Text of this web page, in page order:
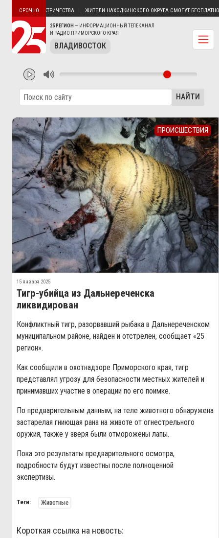
25 РЕГИОН — ИНФОРМАЦИОННЫЙ ТЕЛЕКАНАЛ
И РАДИО ПРИМОРСКОГО КРАЯ
ВЛАДИВОСТОК
СРОЧНО
БЕЗ ЭЛЕКТРИЧЕСТВА ЖИТЕЛИ НАХОДКИНСКОГО ОКРУГА СМОГУТ БЕСПЛАТНО
НАЙТИ
ПРОИСШЕСТВИЯ
15 января 2025
Тигр-убийца из Дальнереченска
ликвидирован
Конфликтный тигр, разорвавший рыбака в Дальнереченском
муниципальном районе, найден и отстрелен, сообщает «25
регион».
Как сообщили в охотнадзоре Приморского края, тигр
представлял угрозу для безопасности местных жителей и
принимавших участие в операции по его поимке.
По предварительным данным, на теле животного обнаружена
застарелая гниющая рана на животе от огнестрельного
оружия, также у зверя были отморожены лапы.
Пока это результаты предварительного осмотра,
подробности будут известны после полноценной
экспертизы.
Теги: Животные
Короткая ссылка на новость: